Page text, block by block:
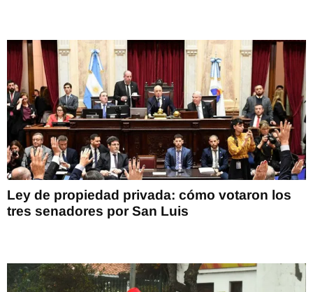
Ley de propiedad privada: cómo votaron los
tres senadores por San Luis